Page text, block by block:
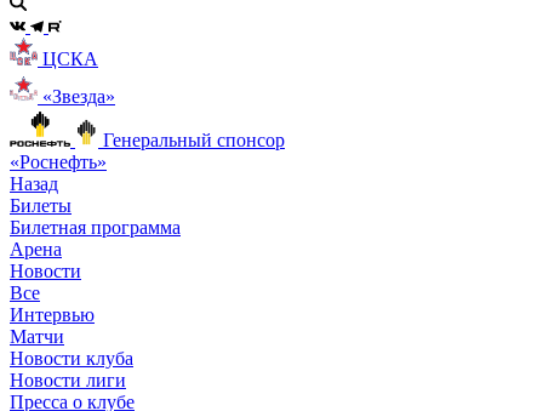
ЦСКА
«Звезда»
Генеральный спонсор
«Роснефть»
Назад
Билеты
Билетная программа
Арена
Новости
Все
Интервью
Матчи
Новости клуба
Новости лиги
Пресса о клубе